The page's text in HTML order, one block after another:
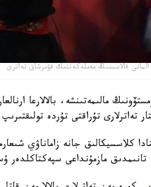
قالاسىنىڭ مەملەكەتتىك قۋىرشاق تەاترى
مالىمەتىنشە، بالالارعا
تەاترلارى تۇراقتى تۇردە
كلاسسيكالىق جانە زاماناۋي
تانىمدىق مازمۇنداعى سپەكتاكلدەر